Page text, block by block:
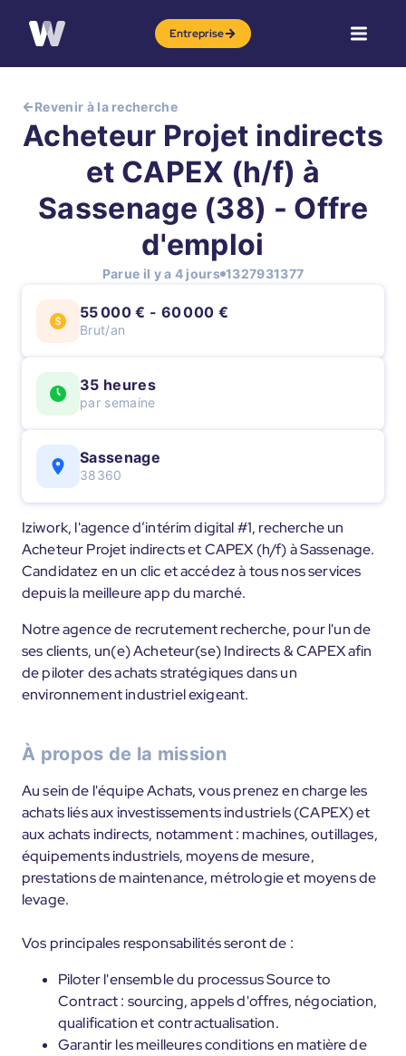
Entreprise
Revenir à la recherche
Acheteur Projet indirects
et CAPEX (h/f) à
Sassenage (38) - Offre
d'emploi
Parue il y a 4 jours 1327931377
55 000 € - 60 000 €
Brut/an
35 heures
par semaine
Sassenage
38360
Iziwork, l'agence d’intérim digital #1, recherche un
Acheteur Projet indirects et CAPEX (h/f) à Sassenage.
Candidatez en un clic et accédez à tous nos services
depuis la meilleure app du marché.
Notre agence de recrutement recherche, pour l'un de
ses clients, un(e) Acheteur(se) Indirects & CAPEX afin
de piloter des achats stratégiques dans un
environnement industriel exigeant.
À propos de la mission
Au sein de l'équipe Achats, vous prenez en charge les
achats liés aux investissements industriels (CAPEX) et
aux achats indirects, notamment : machines, outillages,
équipements industriels, moyens de mesure,
prestations de maintenance, métrologie et moyens de
levage.
Vos principales responsabilités seront de :
Piloter l'ensemble du processus Source to
Contract : sourcing, appels d'offres, négociation,
qualification et contractualisation.
Garantir les meilleures conditions en matière de